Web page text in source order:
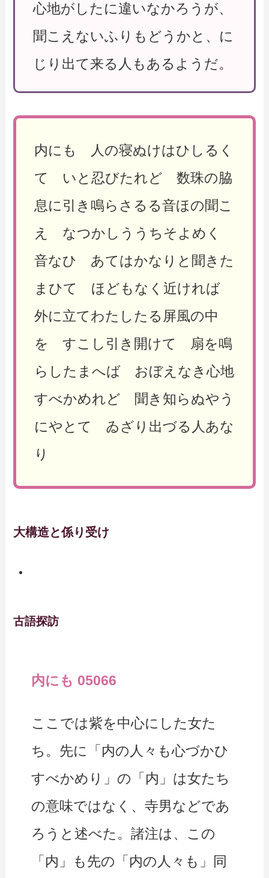
心地がしたに違いなかろうが、
聞こえないふりもどうかと、に
じり出て来る人もあるようだ。
内にも 人の寝ぬけはひしるく
て いと忍びたれど 数珠の脇
息に引き鳴らさるる音ほの聞こ
え なつかしううちそよめく
音なひ あてはかなりと聞きた
まひて ほどもなく近ければ
外に立てわたしたる屏風の中
を すこし引き開けて 扇を鳴
らしたまへば おぼえなき心地
すべかめれど 聞き知らぬやう
にやとて ゐざり出づる人あな
り
大構造と係り受け
古語探訪
内にも 05066
ここでは紫を中心にした女た
ち。先に「内の人々も心づかひ
すべかめり」の「内」は女たち
の意味ではなく、寺男などであ
ろうと述べた。諸注は、この
「内」も先の「内の人々も」同